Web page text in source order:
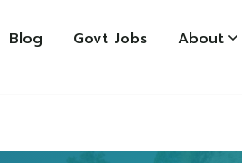
Blog Govt Jobs About